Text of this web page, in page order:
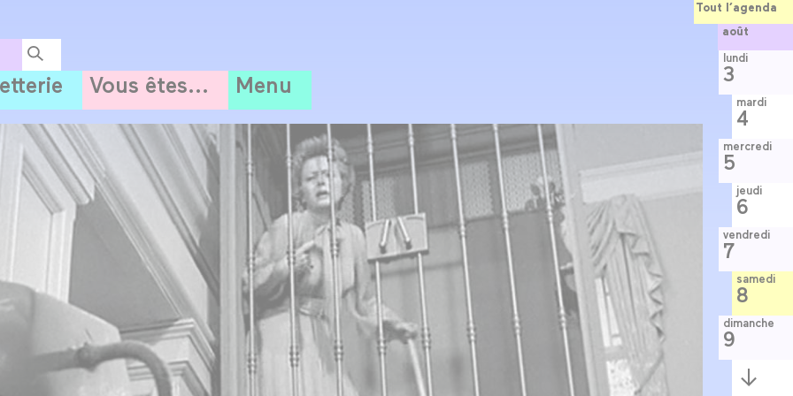
Vous êtes... Menu
Tout l’agenda
août
lundi
3
mardi
4
mercredi
5
jeudi
6
vendredi
7
samedi
8
dimanche
9
Semaine
suivante